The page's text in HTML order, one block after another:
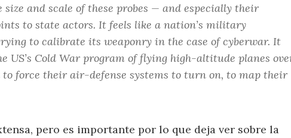
and scale of these probes — and especially their
to state actors. It feels like a nation’s military
to calibrate its weaponry in the case of cyberwar. It
US’s Cold War program of flying high-altitude planes
to force their air-defense systems to turn on, to map their
pero es importante por lo que deja ver sobre la